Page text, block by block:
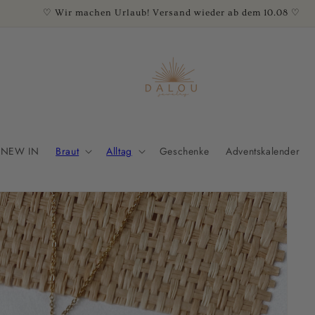
♡ Wir machen Urlaub! Versand wieder ab dem 10.08 ♡
NEW IN Braut Alltag Geschenke Adventskalender